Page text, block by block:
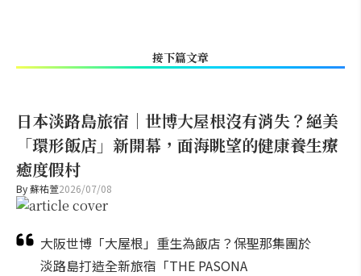
接下篇文章
日本淡路島旅宿｜世博大屋根沒有消失？絕美
「環形飯店」新開幕，面海眺望的健康養生療
癒度假村
By蘇祐萱2026/07/08
大阪世博「大屋根」重生為飯店？保聖那集團於
淡路島打造全新旅宿「THE PASONA